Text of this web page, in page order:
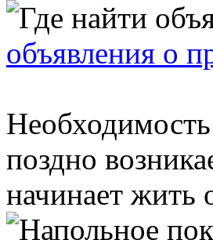
объявления о
поздно
начинает жить